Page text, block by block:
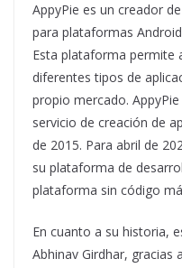
AppyPie es un creador
para plataformas
Esta plataforma permite
diferentes tipos de
propio mercado.
servicio de creación de
de 2015. Para abril de
su plataforma de
plataforma sin código
En cuanto a su historia,
Abhinav Girdhar, gracias